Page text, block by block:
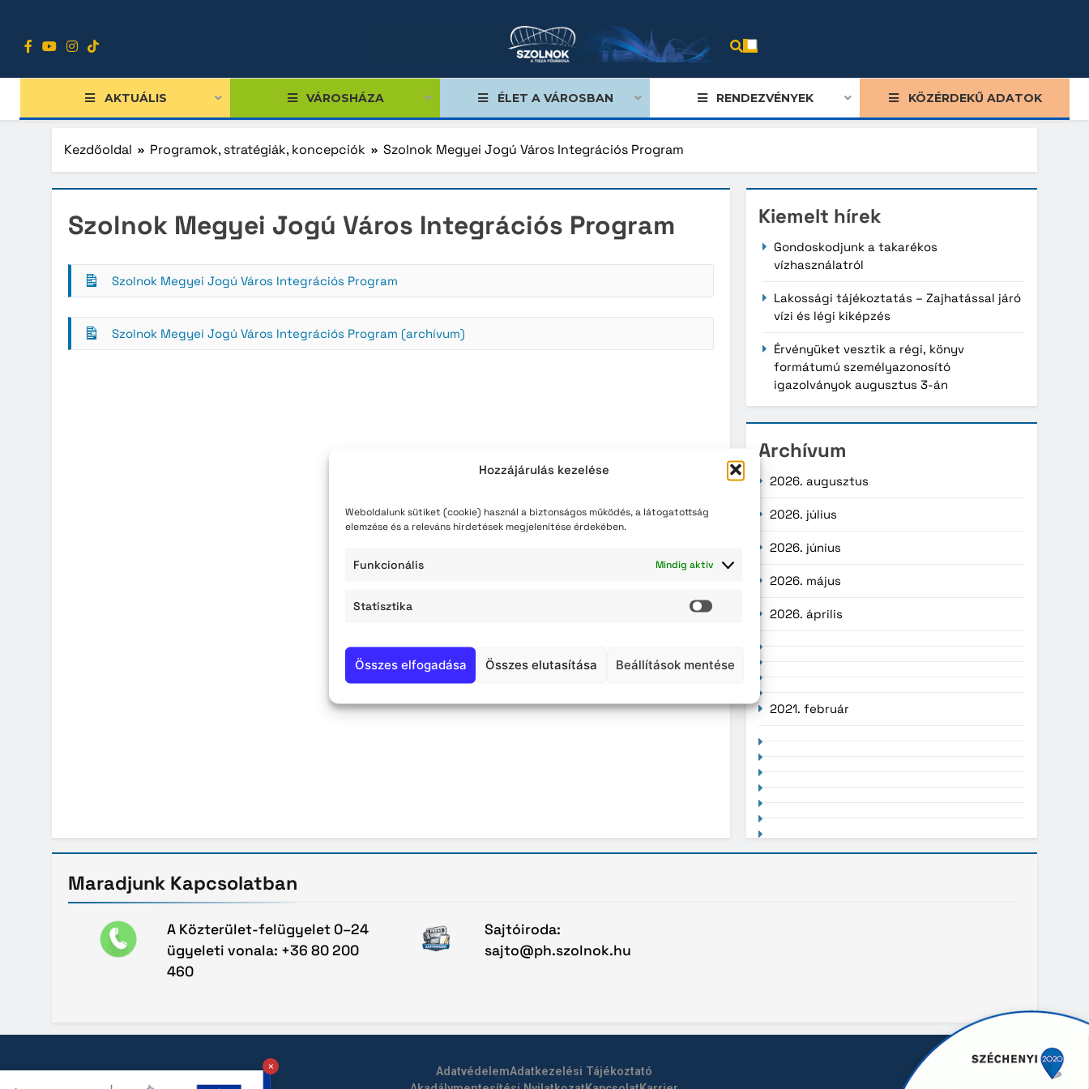
Hozzájárulás kezelése
Weboldalunk sütiket (cookie) használ a biztonságos működés, a látogatottság
elemzése és a releváns hirdetések megjelenítése érdekében.
Funkcionális Mindig aktív
Statisztika
Statisztika
Összes elfogadása Összes elutasítása Beállítások mentése
tartalomra
AKTUÁLIS VÁROSHÁZA
Tisztségviselők
Nemzetiségi önkormányzatok
Programok, stratégiák, koncepciók
ÉLET A VÁROSBAN RENDEZVÉNYEK KÖZÉRDEKŰ ADATOK
Kezdőoldal Programok, stratégiák, koncepciók Szolnok Megyei Jogú Város Integrációs Program
Szolnok Megyei Jogú Város Integrációs Program
Szolnok Megyei Jogú Város Integrációs Program
Szolnok Megyei Jogú Város Integrációs Program (archívum)
Kiemelt hírek
Gondoskodjunk a takarékos
vízhasználatról
Lakossági tájékoztatás – Zajhatással járó
vízi és légi kiképzés
Érvényüket vesztik a régi, könyv
formátumú személyazonosító
igazolványok augusztus 3-án
Archívum
2026. augusztus
2026. július
2026. június
2026. május
2026. április
2021. február
Maradjunk Kapcsolatban
A Közterület-felügyelet 0–24
ügyeleti vonala: +36 80 200
460
Sajtóiroda:
sajto@ph.szolnok.hu
AdatvédelemAdatkezelési Tájékoztató
×